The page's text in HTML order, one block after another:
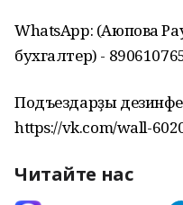
WhatsApp: (Аюпова
бухгалтер) -
Подъездарҙы
https://vk.com/wall-
Читайте нас